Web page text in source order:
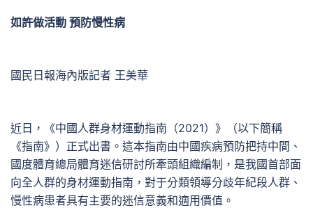
如許做活動 預防慢性病
國民日報海內版記者 王美華
近日，《中國人群身材運動指南（2021）》（以下簡稱
《指南》）正式出書。這本指南由中國疾病預防把持中間、
國度體育總局體育迷信研討所牽頭組織編制，是我國首部面
向全人群的身材運動指南，對于分類領導分歧年紀段人群、
慢性病患者具有主要的迷信意義和適用價值。